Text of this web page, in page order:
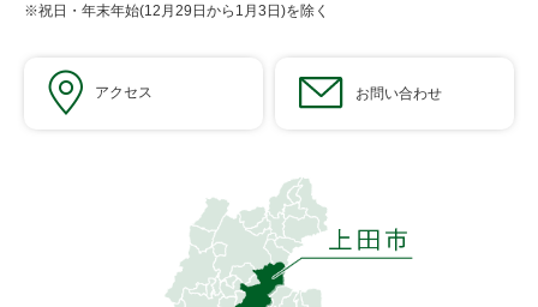
※祝日・年末年始(12月29日から1月3日)を除く
アクセス お問い合わせ